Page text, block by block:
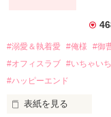
それから約十二年後
過去の傷から、二度
運命のような再会を
酔った勢いで一夜を
さらに、美桜が初め
#溺愛＆執着愛 #俺様 #御
#オフィスラブ #いちゃい
#ハッピーエンド
表紙を見る